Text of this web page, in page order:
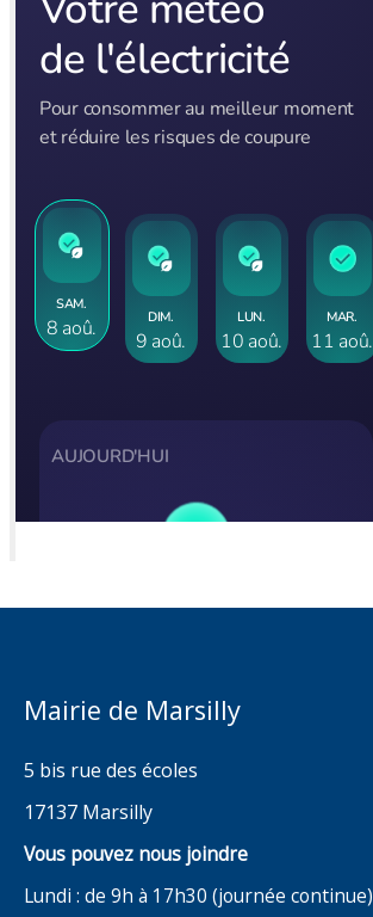
Mairie de Marsilly
5 bis rue des écoles
17137 Marsilly
Vous pouvez nous joindre
Lundi : de 9h à 17h30 (journée continue)